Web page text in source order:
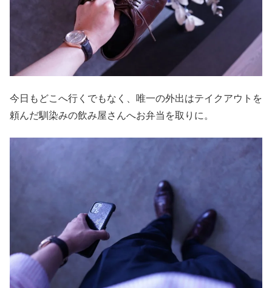
今日もどこへ行くでもなく、唯一の外出はテイクアウトを
頼んだ馴染みの飲み屋さんへお弁当を取りに。